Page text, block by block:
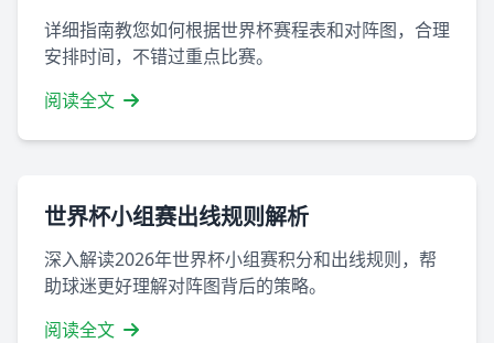
详细指南教您如何根据世界杯赛程表和对阵图，合理
安排时间，不错过重点比赛。
阅读全文
世界杯小组赛出线规则解析
深入解读2026年世界杯小组赛积分和出线规则，帮
助球迷更好理解对阵图背后的策略。
阅读全文